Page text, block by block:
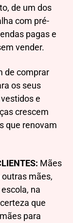
de um dos
com pré-
pagas e
vender.
de comprar
os seus
e
crescem
que renovam
Mães
mães,
na
que
para